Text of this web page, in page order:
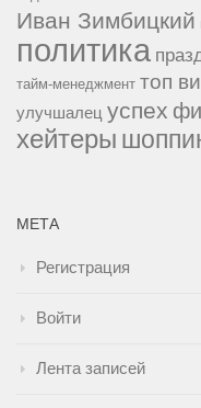
Иван Зимбицкий
политика
тайм-менеджмент топ
улучшалец успех
хейтеры
МЕТА
Регистрация
Войти
Лента записей